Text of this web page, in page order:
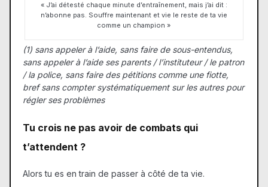
« J’ai détesté chaque minute d’entraînement, mais j’ai dit :
n’abonne pas. Souffre maintenant et vie le reste de ta vie
comme un champion »
(1) sans appeler à l’aide, sans faire de sous-entendus,
sans appeler à l’aide ses parents / l’instituteur / le patron
/ la police, sans faire des pétitions comme une fiotte,
bref sans compter systématiquement sur les autres pour
régler ses problèmes
Tu crois ne pas avoir de combats qui
t’attendent ?
Alors tu es en train de passer à côté de ta vie.